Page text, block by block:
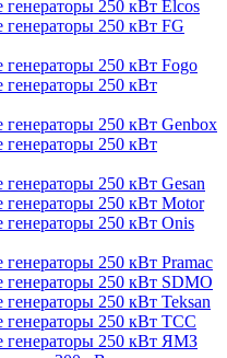
генераторы 250 кВт Elcos
генераторы 250 кВт FG
генераторы 250 кВт Fogo
генераторы 250 кВт
генераторы 250 кВт Genbox
генераторы 250 кВт
генераторы 250 кВт Gesan
генераторы 250 кВт Motor
генераторы 250 кВт Onis
генераторы 250 кВт Pramac
генераторы 250 кВт SDMO
генераторы 250 кВт Teksan
генераторы 250 кВт ТСС
генераторы 250 кВт ЯМЗ